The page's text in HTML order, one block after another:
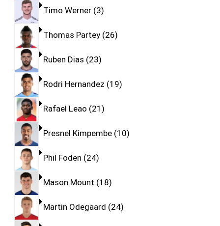
Timo Werner 3
Thomas Partey 26
Ruben Dias 23
Rodri Hernandez 19
Rafael Leao 21
Presnel Kimpembe 10
Phil Foden 24
Mason Mount 18
Martin Odegaard 24